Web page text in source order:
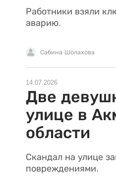
Работники взяли
аварию.
Сабина Шолахова
14.07.2026
Две
улице в
области
Скандал на улице
повреждениями.